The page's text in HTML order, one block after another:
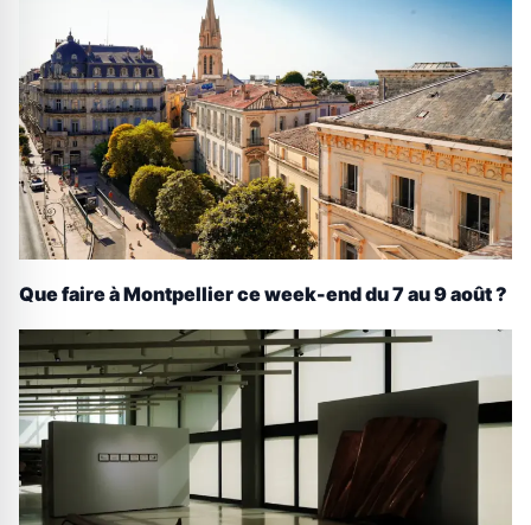
Que faire à Montpellier ce week-end du 7 au 9 août ?